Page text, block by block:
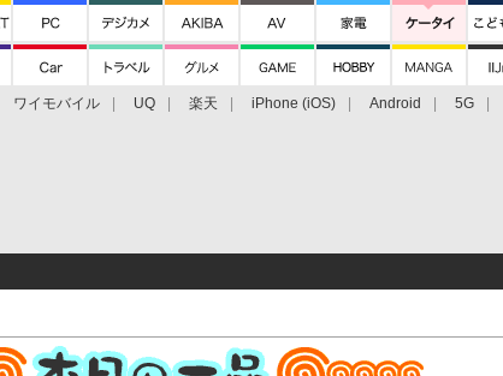
ワイモバイル UQ 楽天 iPhone (iOS) Android 5G